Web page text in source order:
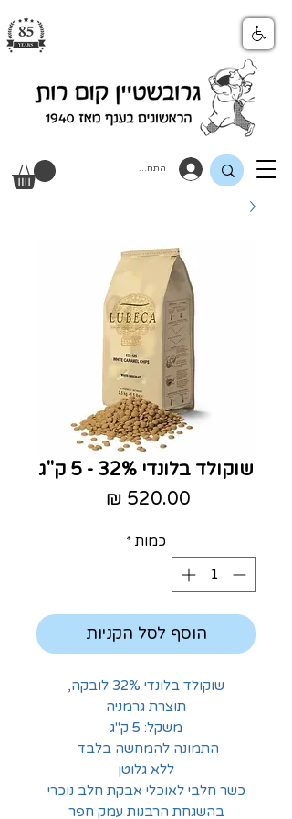
התחבר
שוקולד בלונדי 32% - 5 ק"ג
כמות *
הוסף לסל הקניות
שוקולד בלונדי 32% לובקה,
תוצרת גרמניה
משקל: 5 ק"ג
התמונה להמחשה בלבד
ללא גלוטן
כשר חלבי לאוכלי אבקת חלב נוכרי
בהשגחת הרבנות עמק חפר